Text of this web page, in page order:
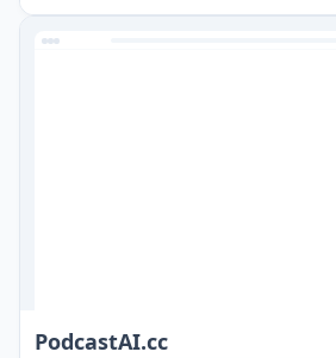
các prompt chất lượng cao cho
DALL-E và Stable Diffusion.
PodcastAI.cc